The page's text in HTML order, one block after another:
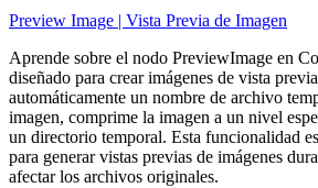
Preview Image | Vista Previa de Imagen
Aprende sobre el nodo PreviewImage en
diseñado para crear imágenes de vista
automáticamente un nombre de archivo
imagen, comprime la imagen a un nivel
un directorio temporal. Esta funcionalidad
para generar vistas previas de imágenes
afectar los archivos originales.